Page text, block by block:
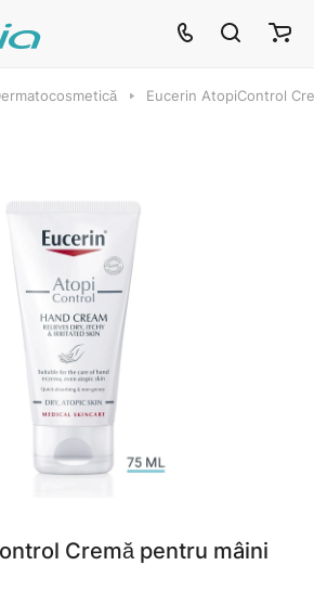
Eucerin AtopiControl
Cremă pentru mâini